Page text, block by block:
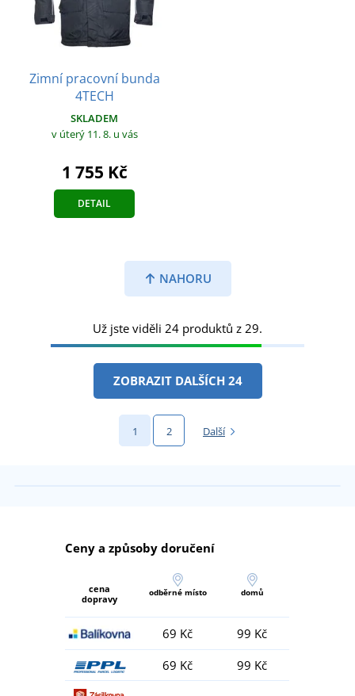
Zimní pracovní bunda
4TECH
SKLADEM
v úterý 11. 8. u vás
1 755 Kč
DETAIL
NAHORU
Už jste viděli 24 produktů z 29.
ZOBRAZIT DALŠÍCH 24
1 2 Další
Ceny a způsoby doručení
cena
dopravy
odběrné místo domů
69 Kč
99 Kč
69 Kč
99 Kč